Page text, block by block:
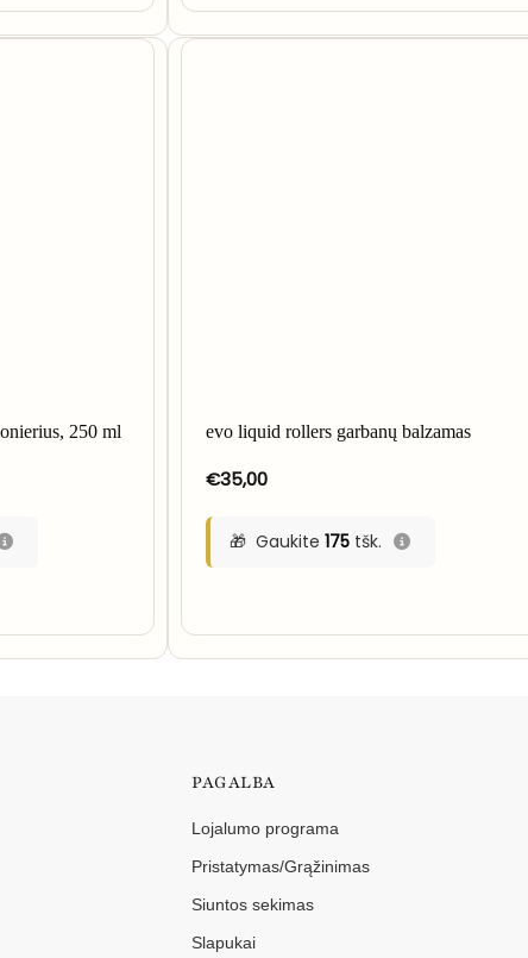
250 ml evo liquid rollers garbanų balzamas
€35,00
Gaukite 175tšk.
PAGALBA
Lojalumo programa
Pristatymas/Grąžinimas
Siuntos sekimas
Slapukai